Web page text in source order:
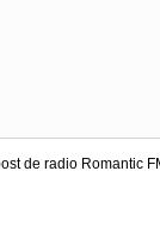
de radio Romantic